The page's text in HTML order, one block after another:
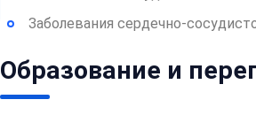
Заболевания сердечно-
Образование и